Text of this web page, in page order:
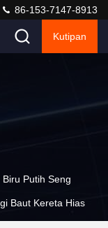
86-153-7147-8913
Kutipan
Biru Putih Seng
Baut Kereta Hias